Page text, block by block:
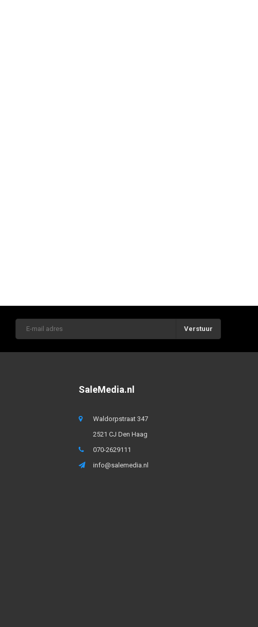
Verstuur
SaleMedia.nl
Waldorpstraat 347
2521 CJ Den Haag
070-2629111
info@salemedia.nl